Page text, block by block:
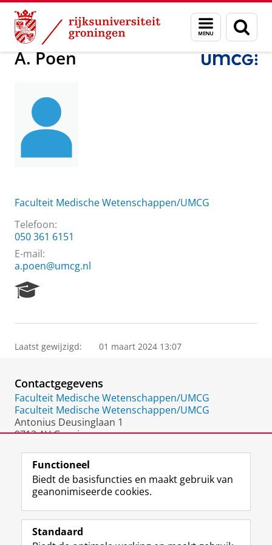
Skip
Content
Skip
Navigation
Menu
en
zoeken
Over ons Praktische zaken Waar vindt u ons A. Poen
A. Poen
Faculteit Medische Wetenschappen/UMCG
Telefoon:
050 361 6151
E-mail:
a.poen@umcg.nl
e
r
P
o
r
t
a
Laatst gewijzigd: 01 maart 2024 13:07
Contactgegevens
Faculteit Medische Wetenschappen/UMCG
Faculteit Medische Wetenschappen/UMCG
Antonius Deusinglaan 1
9713 AV Groningen
Volg de RUG
F
a
L
i
R
S
I
n
Y
o
Functioneel
Biedt de basisfuncties en maakt gebruik van
geanonimiseerde cookies.
Standaard